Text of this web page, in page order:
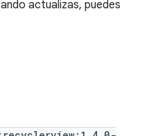
actualizas, puedes